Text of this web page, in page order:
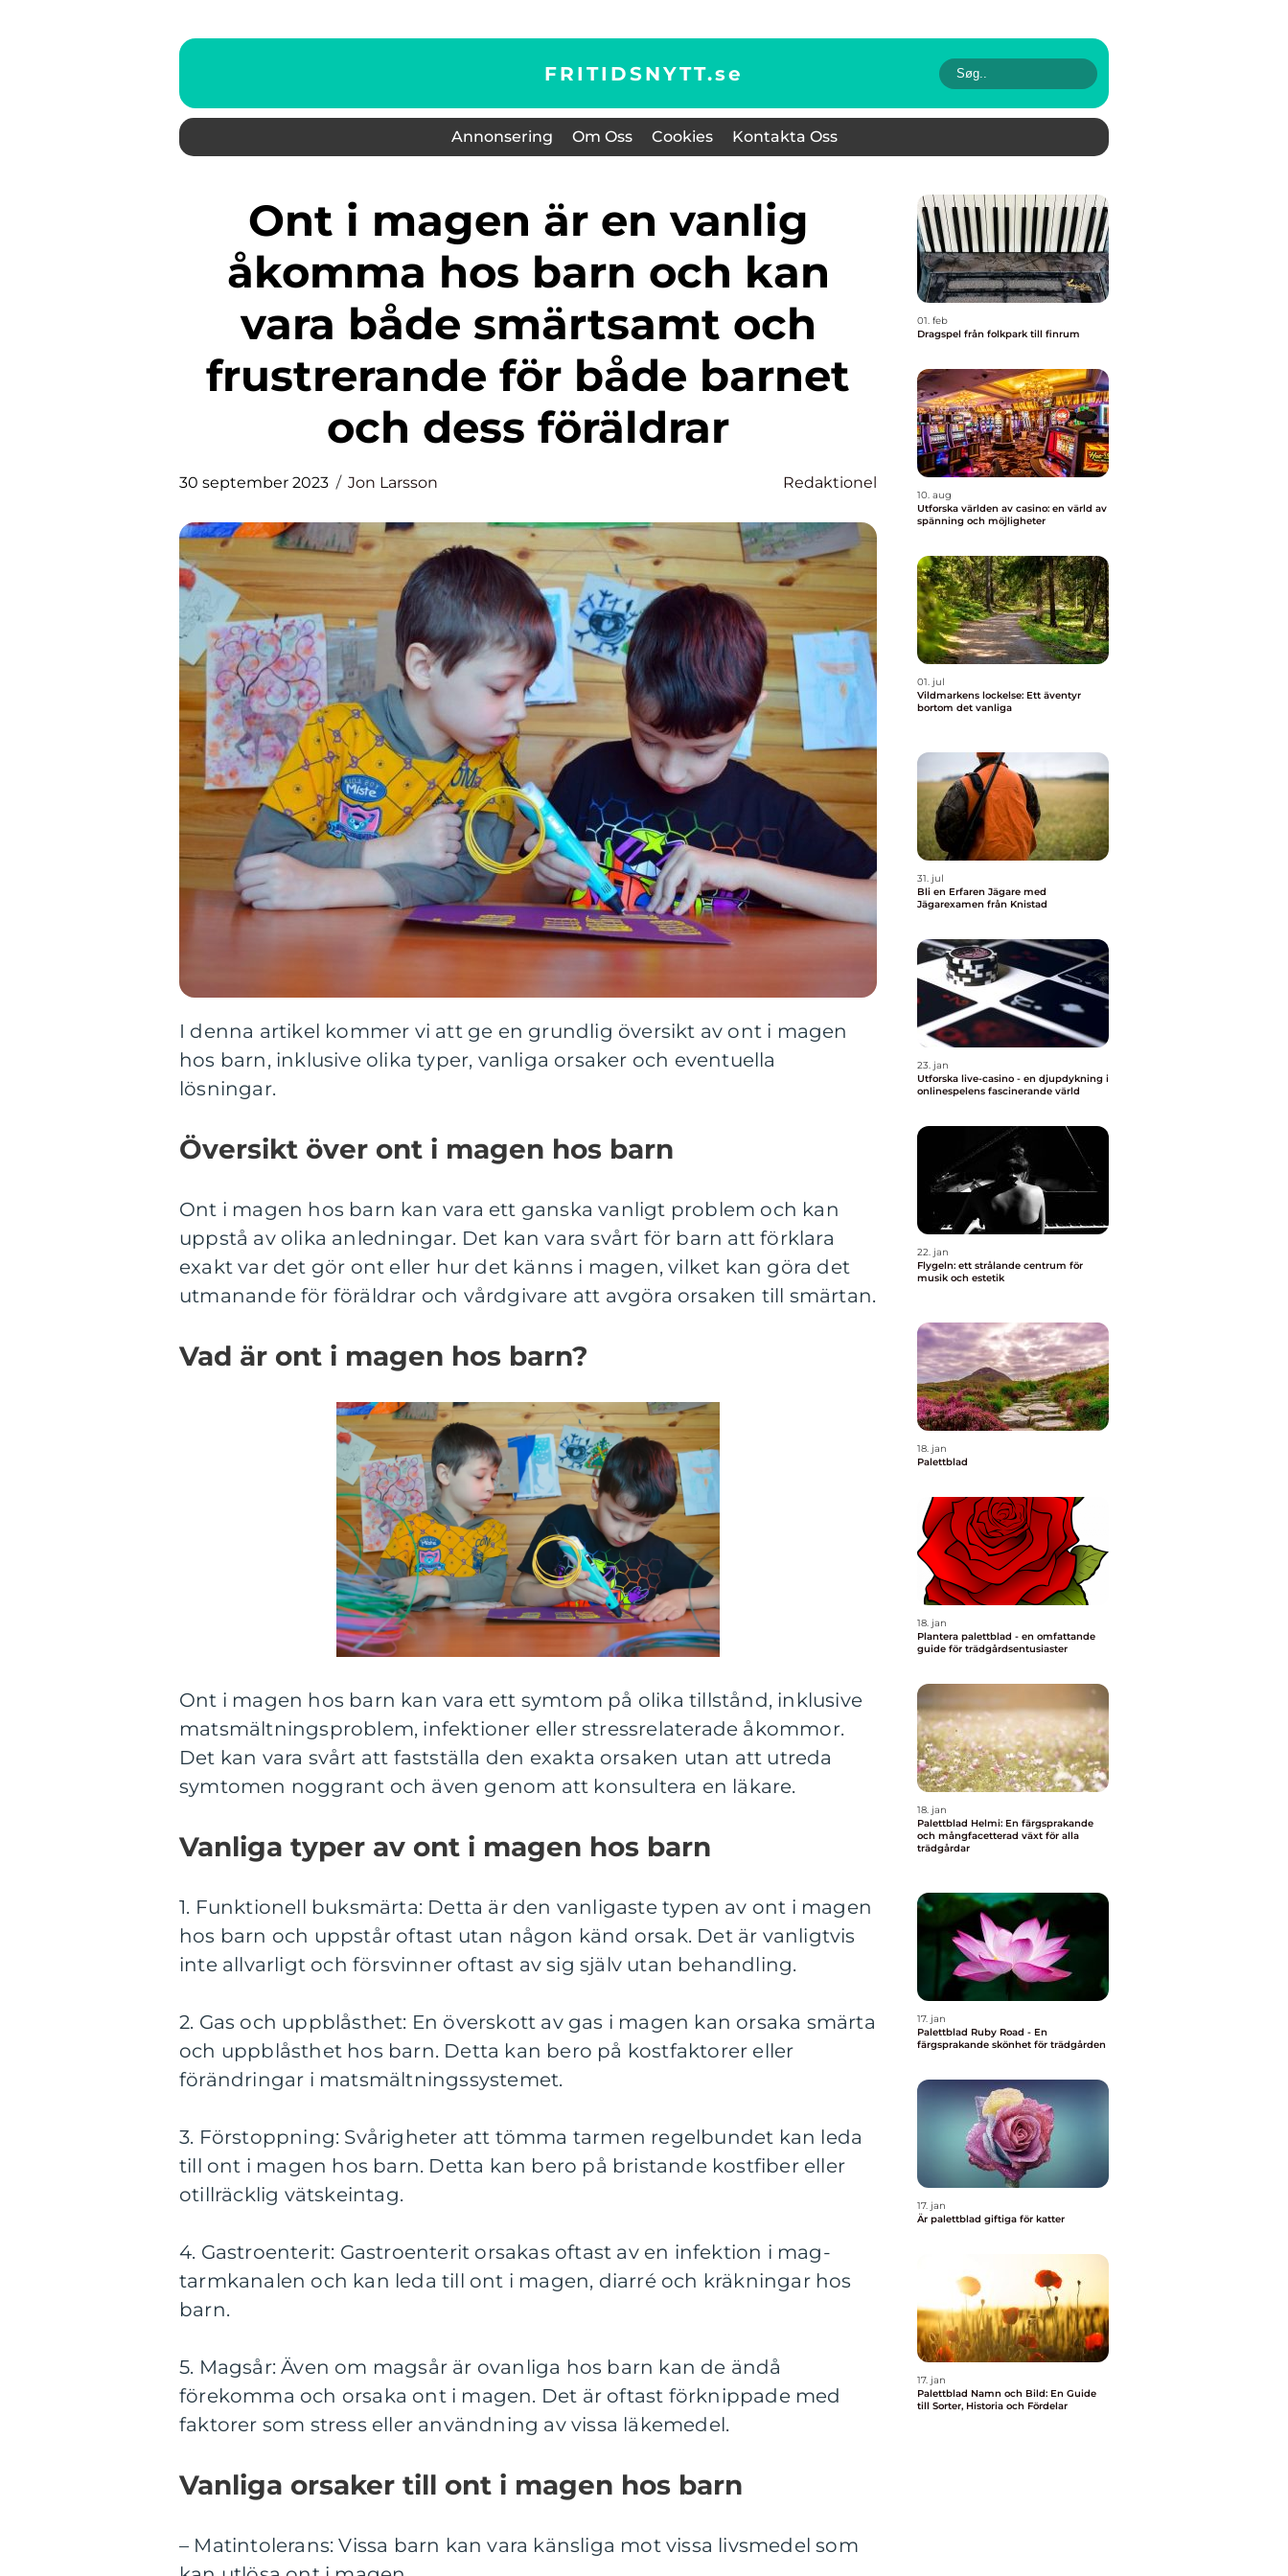
FRITIDSNYTT.se
Annonsering Om Oss Cookies Kontakta Oss
Ont i magen är en vanlig
åkomma hos barn och kan
vara både smärtsamt och
frustrerande för både barnet
och dess föräldrar
30 september 2023 Jon Larsson Redaktionel
I denna artikel kommer vi att ge en grundlig översikt av ont i magen
hos barn, inklusive olika typer, vanliga orsaker och eventuella
lösningar.
Översikt över ont i magen hos barn
Ont i magen hos barn kan vara ett ganska vanligt problem och kan
uppstå av olika anledningar. Det kan vara svårt för barn att förklara
exakt var det gör ont eller hur det känns i magen, vilket kan göra det
utmanande för föräldrar och vårdgivare att avgöra orsaken till smärtan.
Vad är ont i magen hos barn?
Ont i magen hos barn kan vara ett symtom på olika tillstånd, inklusive
matsmältningsproblem, infektioner eller stressrelaterade åkommor.
Det kan vara svårt att fastställa den exakta orsaken utan att utreda
symtomen noggrant och även genom att konsultera en läkare.
Vanliga typer av ont i magen hos barn
1. Funktionell buksmärta: Detta är den vanligaste typen av ont i magen
hos barn och uppstår oftast utan någon känd orsak. Det är vanligtvis
inte allvarligt och försvinner oftast av sig själv utan behandling.
2. Gas och uppblåsthet: En överskott av gas i magen kan orsaka smärta
och uppblåsthet hos barn. Detta kan bero på kostfaktorer eller
förändringar i matsmältningssystemet.
3. Förstoppning: Svårigheter att tömma tarmen regelbundet kan leda
till ont i magen hos barn. Detta kan bero på bristande kostfiber eller
otillräcklig vätskeintag.
4. Gastroenterit: Gastroenterit orsakas oftast av en infektion i mag-
tarmkanalen och kan leda till ont i magen, diarré och kräkningar hos
barn.
5. Magsår: Även om magsår är ovanliga hos barn kan de ändå
förekomma och orsaka ont i magen. Det är oftast förknippade med
faktorer som stress eller användning av vissa läkemedel.
Vanliga orsaker till ont i magen hos barn
– Matintolerans: Vissa barn kan vara känsliga mot vissa livsmedel som
01. feb
Dragspel från folkpark till finrum
10. aug
Utforska världen av casino: en värld av
spänning och möjligheter
01. jul
Vildmarkens lockelse: Ett äventyr
bortom det vanliga
31. jul
Bli en Erfaren Jägare med
Jägarexamen från Knistad
23. jan
Utforska live-casino - en djupdykning i
onlinespelens fascinerande värld
22. jan
Flygeln: ett strålande centrum för
musik och estetik
18. jan
Palettblad
18. jan
Plantera palettblad - en omfattande
guide för trädgårdsentusiaster
18. jan
Palettblad Helmi: En färgsprakande
och mångfacetterad växt för alla
trädgårdar
17. jan
Palettblad Ruby Road - En
färgsprakande skönhet för trädgården
17. jan
Är palettblad giftiga för katter
17. jan
Palettblad Namn och Bild: En Guide
till Sorter, Historia och Fördelar